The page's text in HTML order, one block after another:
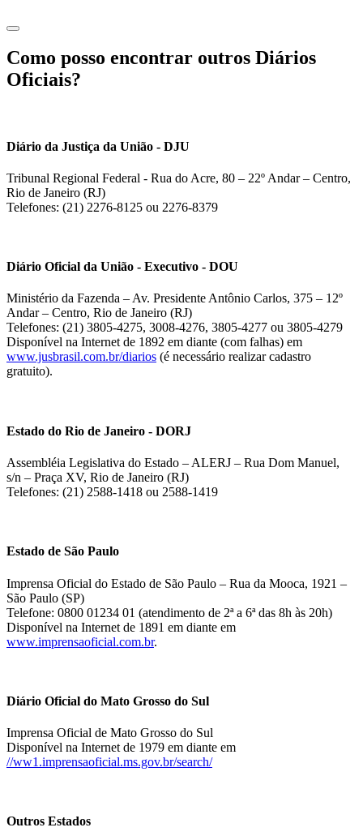
Como posso encontrar outros Diários
Oficiais?
Diário da Justiça da União - DJU
Tribunal Regional Federal - Rua do Acre, 80 – 22º Andar – Centro,
Rio de Janeiro (RJ)
Telefones: (21) 2276-8125 ou 2276-8379
Diário Oficial da União - Executivo - DOU
Ministério da Fazenda – Av. Presidente Antônio Carlos, 375 – 12º
Andar – Centro, Rio de Janeiro (RJ)
Telefones: (21) 3805-4275, 3008-4276, 3805-4277 ou 3805-4279
Disponível na Internet de 1892 em diante (com falhas) em
www.jusbrasil.com.br/diarios (é necessário realizar cadastro
gratuito).
Estado do Rio de Janeiro - DORJ
Assembléia Legislativa do Estado – ALERJ – Rua Dom Manuel,
s/n – Praça XV, Rio de Janeiro (RJ)
Telefones: (21) 2588-1418 ou 2588-1419
Estado de São Paulo
Imprensa Oficial do Estado de São Paulo – Rua da Mooca, 1921 –
São Paulo (SP)
Telefone: 0800 01234 01 (atendimento de 2ª a 6ª das 8h às 20h)
Disponível na Internet de 1891 em diante em
www.imprensaoficial.com.br.
Diário Oficial do Mato Grosso do Sul
Imprensa Oficial de Mato Grosso do Sul
Disponível na Internet de 1979 em diante em
//ww1.imprensaoficial.ms.gov.br/search/
Outros Estados